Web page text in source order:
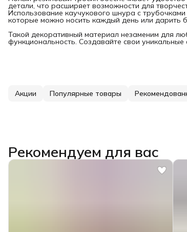
детали, что расширяет возможности для
Использование каучукового шнура с
которые можно носить каждый день или дарить
Такой декоративный материал незаменим для
функциональность. Создавайте свои уникальные
Акции Популярные товары
Рекомендуем для вас